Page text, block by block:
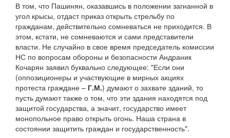
В том, что Пашинян, оказавшись в положении загнанной в
угол крысы, отдаст приказ открыть стрельбу по
гражданам, действительно сомневаться не приходится. В
этом, кстати, не сомневаются и сами представители
власти. Не случайно в свое время председатель комиссии
НС по вопросам обороны и безопасности Андраник
Кочарян заявил буквально следующее: "Если они
(оппозиционеры и участвующие в мирных акциях
протеста граждане – Г.М.) думают о захвате зданий, то
пусть думают также о том, что эти здания находятся под
защитой государства, а значит, государство имеет
монопольное право открыть огонь. Наша страна в
состоянии защитить граждан и государственность".